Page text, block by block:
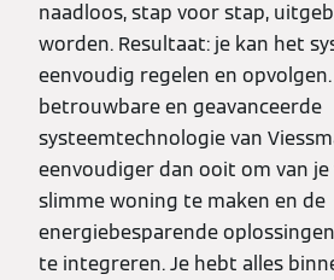
naadloos, stap voor stap,
worden. Resultaat: je kan het
eenvoudig regelen en
betrouwbare en geavanceerde
systeemtechnologie van
eenvoudiger dan ooit om van
slimme woning te maken en de
energiebesparende
te integreren. Je hebt alles